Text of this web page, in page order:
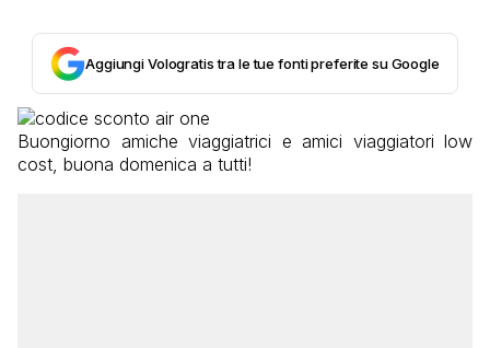
Aggiungi Vologratis tra le tue fonti preferite su Google
Buongiorno amiche viaggiatrici e amici viaggiatori low
cost, buona domenica a tutti!